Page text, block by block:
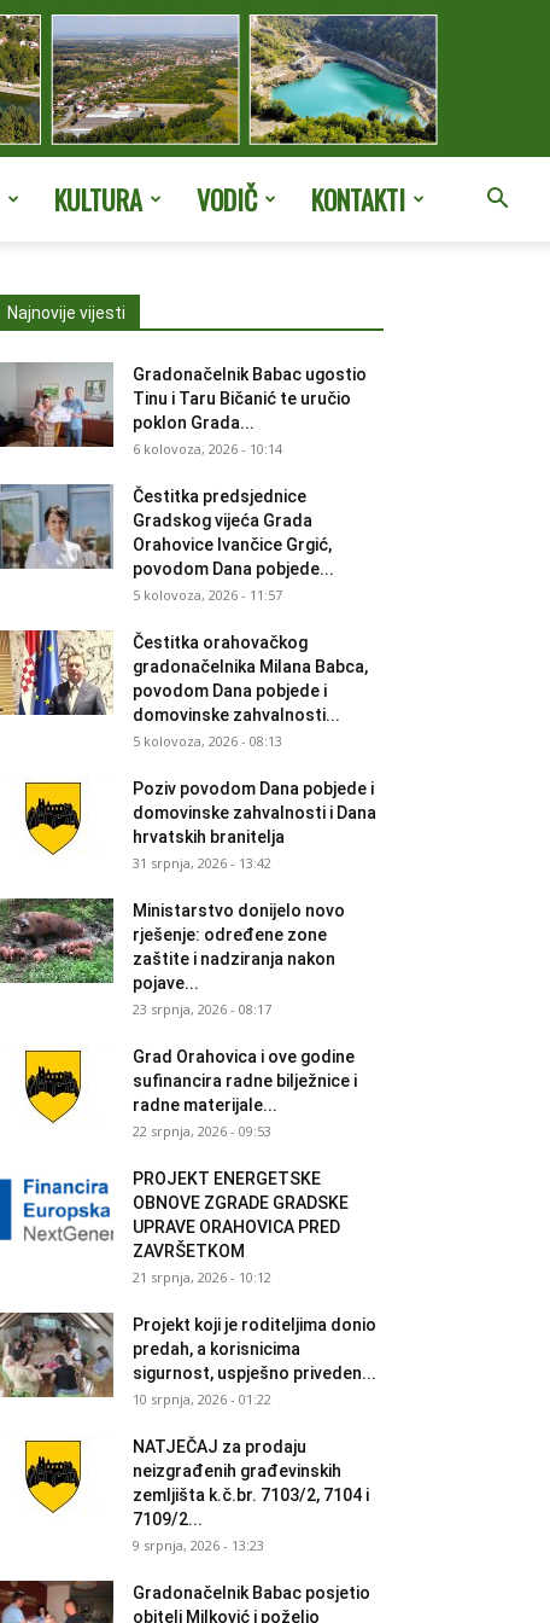
KULTURA VODIČ KONTAKTI
Najnovije vijesti
Gradonačelnik Babac ugostio
Tinu i Taru Bičanić te uručio
poklon Grada...
6 kolovoza, 2026 - 10:14
Čestitka predsjednice
Gradskog vijeća Grada
Orahovice Ivančice Grgić,
povodom Dana pobjede...
5 kolovoza, 2026 - 11:57
Čestitka orahovačkog
gradonačelnika Milana Babca,
povodom Dana pobjede i
domovinske zahvalnosti...
5 kolovoza, 2026 - 08:13
Poziv povodom Dana pobjede i
domovinske zahvalnosti i Dana
hrvatskih branitelja
31 srpnja, 2026 - 13:42
Ministarstvo donijelo novo
rješenje: određene zone
zaštite i nadziranja nakon
pojave...
23 srpnja, 2026 - 08:17
Grad Orahovica i ove godine
sufinancira radne bilježnice i
radne materijale...
22 srpnja, 2026 - 09:53
PROJEKT ENERGETSKE
OBNOVE ZGRADE GRADSKE
UPRAVE ORAHOVICA PRED
ZAVRŠETKOM
21 srpnja, 2026 - 10:12
Projekt koji je roditeljima donio
predah, a korisnicima
sigurnost, uspješno priveden...
10 srpnja, 2026 - 01:22
NATJEČAJ za prodaju
neizgrađenih građevinskih
zemljišta k.č.br. 7103/2, 7104 i
7109/2...
9 srpnja, 2026 - 13:23
Gradonačelnik Babac posjetio
obitelj Milković i poželio